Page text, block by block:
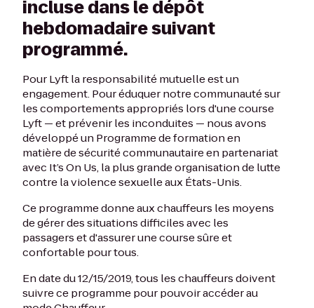
incluse dans le dépôt
hebdomadaire suivant
programmé.
Pour Lyft la responsabilité mutuelle est un
engagement. Pour éduquer notre communauté sur
les comportements appropriés lors d'une course
Lyft — et prévenir les inconduites — nous avons
développé un Programme de formation en
matière de sécurité communautaire en partenariat
avec It’s On Us, la plus grande organisation de lutte
contre la violence sexuelle aux États-Unis.
Ce programme donne aux chauffeurs les moyens
de gérer des situations difficiles avec les
passagers et d'assurer une course sûre et
confortable pour tous.
En date du 12/15/2019, tous les chauffeurs doivent
suivre ce programme pour pouvoir accéder au